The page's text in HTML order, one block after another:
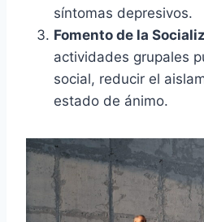
síntomas depresivos.
Fomento de la
actividades grupales
social, reducir el
estado de ánimo.